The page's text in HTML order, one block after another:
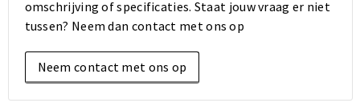
Elektronica, Gadgets en USB
Sleutelhangers en Lanyards
Anti-stress
Reistassensets
Goodiebags
Golftassen
Bodywarmers
Kleding sets
Reistassensets
Goodiebags
Golftassen
Overhemden
Jassen
Broeken en Rokken
omschrijving of specificaties. Staat jouw vraag er niet
tussen? Neem dan contact met ons op
Neem contact met ons op